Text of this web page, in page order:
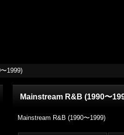
1999)
Mainstream R&B (1990〜
Mainstream R&B (1990〜1999)